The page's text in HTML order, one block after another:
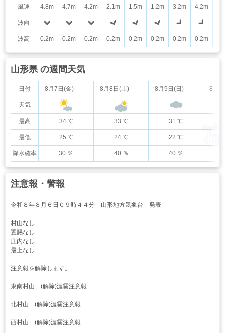
風速
波向
波高
4.8m 4.7m 4.2m 2.1m 1.5m 1.2m 3.2m 4.2m
0.2m 0.2m 0.2m 0.2m 0.2m 0.2m 0.2m 0.2m
山形県 の週間天気
日付
天気
最高
最低
降水確率
8月7日(金) 8月8日(土) 8月9日(日) 8月
34 ℃ 33 ℃ 31 ℃
25 ℃ 24 ℃ 22 ℃
30 ％ 40 ％ 40 ％
注意報・警報
令和８年８月６日０９時４４分 山形地方気象台 発表
村山なし
置賜なし
庄内なし
最上なし
注意報を解除します。
東南村山 (解除)濃霧注意報
北村山 (解除)濃霧注意報
西村山 (解除)濃霧注意報